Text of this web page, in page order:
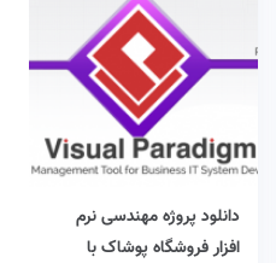
دانلود پروژه مهندسی نرم
افزار فروشگاه پوشاک با